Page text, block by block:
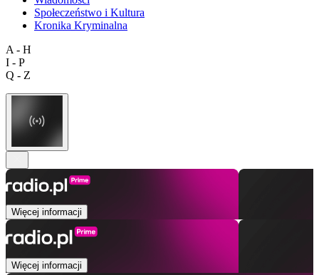
Społeczeństwo i Kultura
Kronika Kryminalna
A - H
I - P
Q - Z
Więcej informacji
Więcej informacji